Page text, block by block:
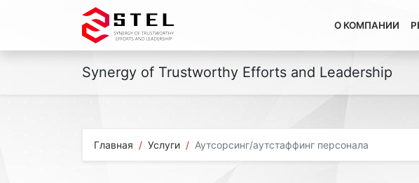
О КОМПАНИИ
Synergy of Trustworthy Efforts and Leadership
Главная Услуги Аутсорсинг/аутстаффинг персонала